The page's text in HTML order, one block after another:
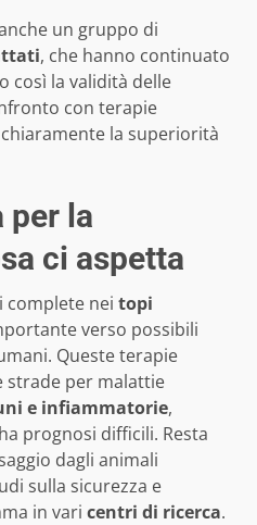
un gruppo di
, che hanno continuato
così la validità delle
con terapie
la superiorità
per la
ci aspetta
complete nei topi
verso possibili
Queste terapie
per malattie
e infiammatorie,
prognosi difficili. Resta
dagli animali
sulla sicurezza e
in vari centri di ricerca.